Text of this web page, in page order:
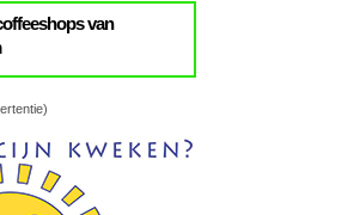
van